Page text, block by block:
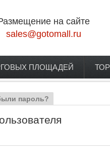
на сайте
sales@gotomall.ru
ПЛОЩАДЕЙ
пароль?